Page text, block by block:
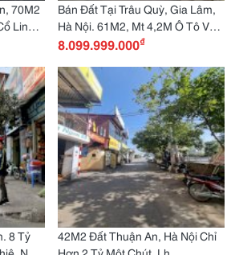
70M2
Linh
Bán Đất Tại Trâu Quỳ, Gia Lâm,
Hà Nội. 61M2, Mt 4,2M Ô Tô Vào
Chỉ 8 Tỷ. Lh
8.099.999.000₫
8 Tỷ
42M2 Đất Thuận An, Hà Nội Chỉ